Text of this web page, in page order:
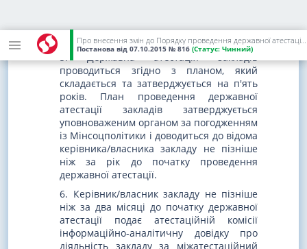
Про внесення змін до Порядку проведення державної атестації дитячих закладів оздоровлення та відпочинку і присвоєння їм відповідних категорій
Постанова від 07.10.2015 № 816 (Статус: Чинний)
з оздоровлення та відпочинку.
5. Державна атестація закладів
проводиться згідно з планом, який
складається та затверджується на п'ять
років. План проведення державної
атестації закладів затверджується
уповноваженим органом за погодженням
із Мінсоцполітики і доводиться до відома
керівника/власника закладу не пізніше
ніж за рік до початку проведення
державної атестації.
6. Керівник/власник закладу не пізніше
ніж за два місяці до початку державної
атестації подає атестаційній комісії
інформаційно-аналітичну довідку про
діяльність закладу за міжатестаційний